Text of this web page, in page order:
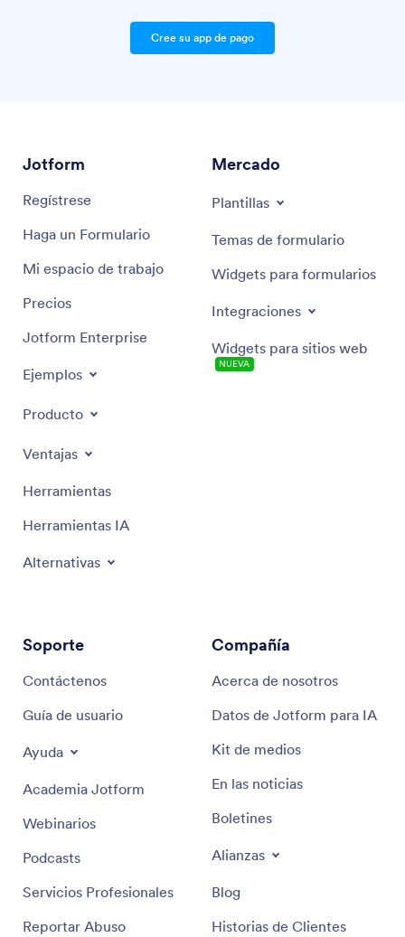
Cree su app de pago
Jotform
Regístrese
Haga un Formulario
Mi espacio de trabajo
Precios
Jotform Enterprise
Ejemplos
Producto
Ventajas
Herramientas
Herramientas IA
Alternativas
Mercado
Plantillas
Temas de formulario
Widgets para formularios
Integraciones
Widgets para sitios web
NUEVA
Soporte
Contáctenos
Guía de usuario
Ayuda
Academia Jotform
Webinarios
Podcasts
Servicios Profesionales
Reportar Abuso
Compañía
Acerca de nosotros
Datos de Jotform para IA
Kit de medios
En las noticias
Boletines
Alianzas
Blog
Historias de Clientes